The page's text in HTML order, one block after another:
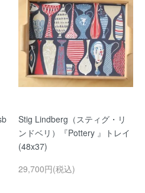
Stig Lindberg（スティグ・リ
ンドベリ）『Pottery 』トレイ
(48x37)
29,700円(税込)